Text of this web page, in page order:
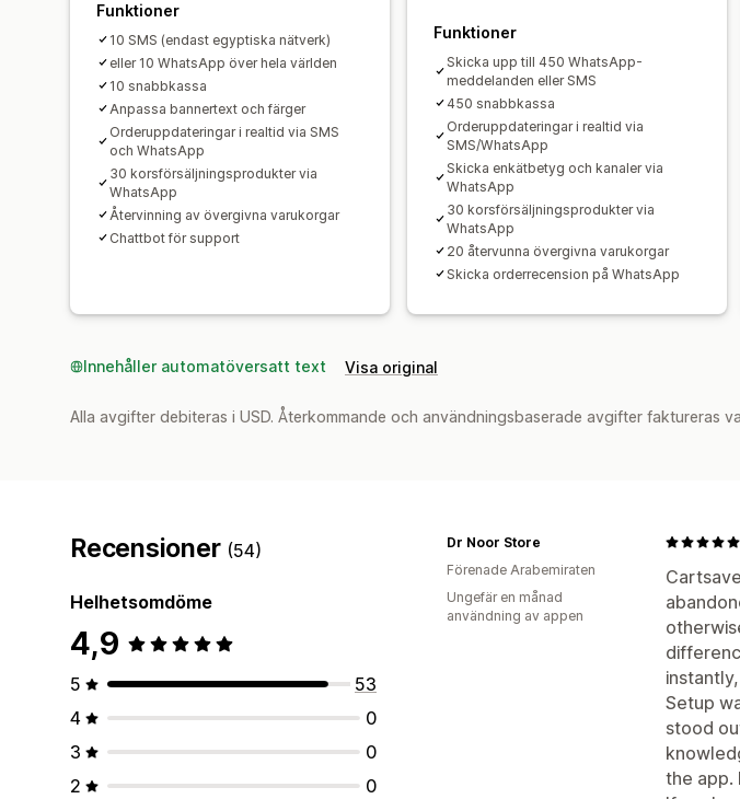
Funktioner
10 SMS (endast egyptiska nätverk)
eller 10 WhatsApp över hela världen
10 snabbkassa
Anpassa bannertext och färger
Orderuppdateringar i realtid via SMS
och WhatsApp
30 korsförsäljningsprodukter via
WhatsApp
Återvinning av övergivna varukorgar
Chattbot för support
Funktioner
Skicka upp till 450 WhatsApp-
meddelanden eller SMS
450 snabbkassa
Orderuppdateringar i realtid via
SMS/WhatsApp
Skicka enkätbetyg och kanaler via
WhatsApp
30 korsförsäljningsprodukter via
WhatsApp
20 återvunna övergivna varukorgar
Skicka orderrecension på WhatsApp
Innehåller automatöversatt text Visa original
Alla avgifter debiteras i USD. Återkommande och användningsbaserade avgifter faktureras
Recensioner (54)
Helhetsomdöme
4,9
5
53
4
0
3
0
2
0
Setup
stood
the app.
Dr Noor Store
Förenade Arabemiraten
Ungefär en månad
användning av appen